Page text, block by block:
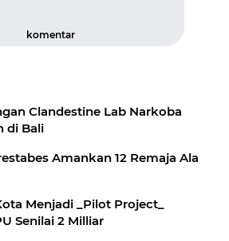
komentar
Clandestine Lab Narkoba
di Bali
Amankan 12 Remaja Ala
Menjadi _Pilot Project_
Senilai 2 Milliar